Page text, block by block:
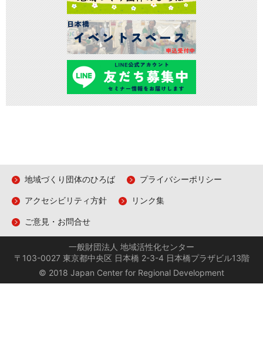
地域づくり団体のひろば プライバシーポリシー
アクセシビリティ方針 リンク集
ご意見・お問合せ
一般財団法人 地域活性化センター
〒103-0027 東京都中央区 日本橋 2-3-4 日本橋プラザビル13階
© 2018 Japan Center for Regional Development